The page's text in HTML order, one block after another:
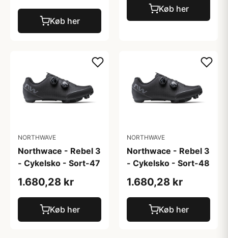
Køb her
Køb her
NORTHWAVE
Northwace - Rebel 3
- Cykelsko - Sort-47
1.680,28 kr
Køb her
NORTHWAVE
Northwace - Rebel 3
- Cykelsko - Sort-48
1.680,28 kr
Køb her